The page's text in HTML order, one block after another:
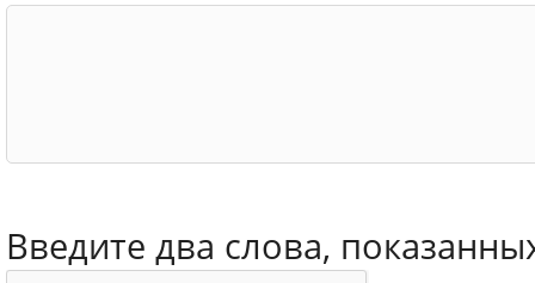
Введите два слова,